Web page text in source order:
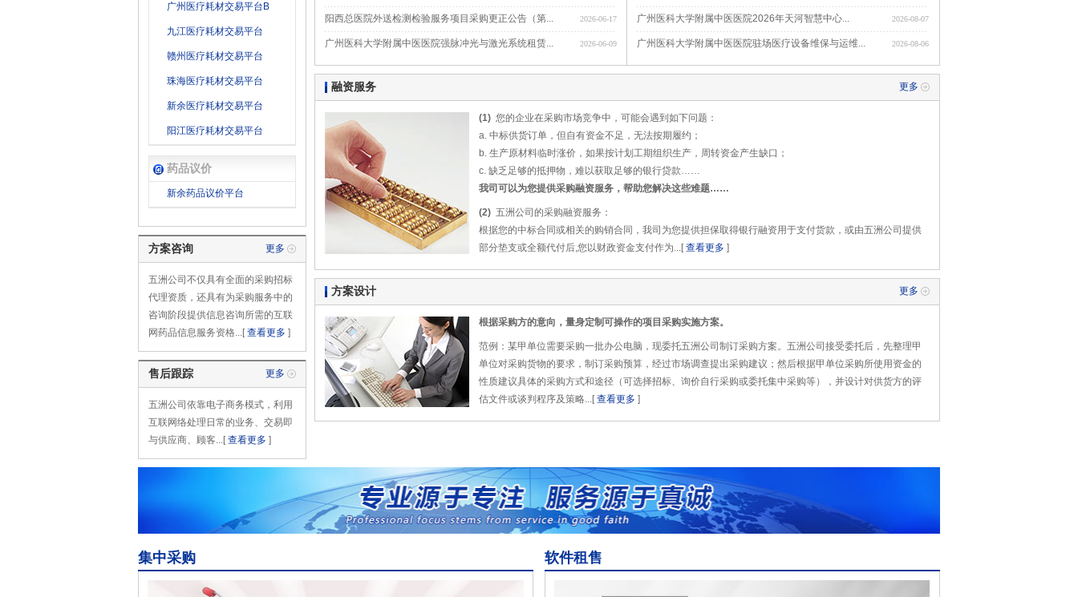
广州医疗耗材交易平台B
九江医疗耗材交易平台
赣州医疗耗材交易平台
珠海医疗耗材交易平台
新余医疗耗材交易平台
阳江医疗耗材交易平台
药品议价
新余药品议价平台
方案咨询 更多
五洲公司不仅具有全面的采购招标
代理资质，还具有为采购服务中的
咨询阶段提供信息咨询所需的互联
网药品信息服务资格...[查看更多 ]
售后跟踪 更多
五洲公司依靠电子商务模式，利用
互联网络处理日常的业务、交易即
与供应商、顾客...[查看更多 ]
阳西总医院外送检测检验服务项目采购更正公告（第... 2026-06-17
广州医科大学附属中医医院强脉冲光与激光系统租赁... 2026-06-09
广州医科大学附属中医医院2026年天河智慧中心... 2026-08-07
广州医科大学附属中医医院驻场医疗设备维保与运维... 2026-08-06
融资服务 更多
(1) 您的企业在采购市场竞争中，可能会遇到如下问题：
a. 中标供货订单，但自有资金不足，无法按期履约；
b. 生产原材料临时涨价，如果按计划工期组织生产，周转资金产生缺口；
c. 缺乏足够的抵押物，难以获取足够的银行贷款……
我司可以为您提供采购融资服务，帮助您解决这些难题……
(2) 五洲公司的采购融资服务：
根据您的中标合同或相关的购销合同，我司为您提供担保取得银行融资用于支付货款，或由五洲公司提供
部分垫支或全额代付后,您以财政资金支付作为...[查看更多 ]
方案设计 更多
根据采购方的意向，量身定制可操作的项目采购实施方案。
范例：某甲单位需要采购一批办公电脑，现委托五洲公司制订采购方案。五洲公司接受委托后，先整理甲
单位对采购货物的要求，制订采购预算，经过市场调查提出采购建议；然后根据甲单位采购所使用资金的
性质建议具体的采购方式和途径（可选择招标、询价自行采购或委托集中采购等），并设计对供货方的评
估文件或谈判程序及策略...[查看更多 ]
集中采购 软件租售